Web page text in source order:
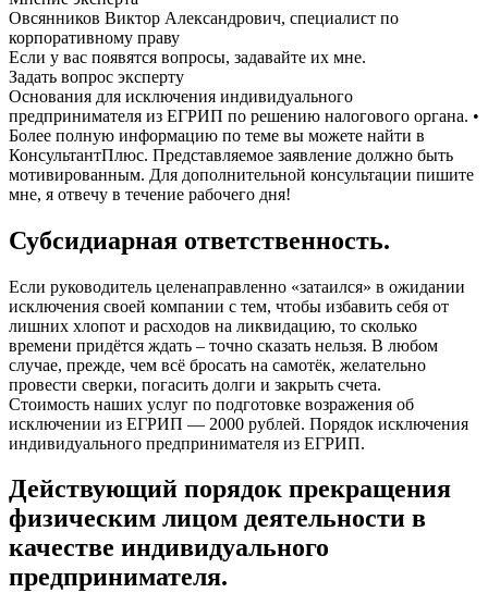
Овсянников Виктор Александрович, специалист по
корпоративному праву
Если у вас появятся вопросы, задавайте их мне.
Задать вопрос эксперту
Основания для исключения индивидуального
предпринимателя из ЕГРИП по решению налогового органа. •
Более полную информацию по теме вы можете найти в
КонсультантПлюс. Представляемое заявление должно быть
мотивированным. Для дополнительной консультации пишите
мне, я отвечу в течение рабочего дня!
Субсидиарная ответственность.
Если руководитель целенаправленно «затаился» в ожидании
исключения своей компании с тем, чтобы избавить себя от
лишних хлопот и расходов на ликвидацию, то сколько
времени придётся ждать – точно сказать нельзя. В любом
случае, прежде, чем всё бросать на самотёк, желательно
провести сверки, погасить долги и закрыть счета.
Стоимость наших услуг по подготовке возражения об
исключении из ЕГРИП — 2000 рублей. Порядок исключения
индивидуального предпринимателя из ЕГРИП.
Действующий порядок прекращения
физическим лицом деятельности в
качестве индивидуального
предпринимателя.